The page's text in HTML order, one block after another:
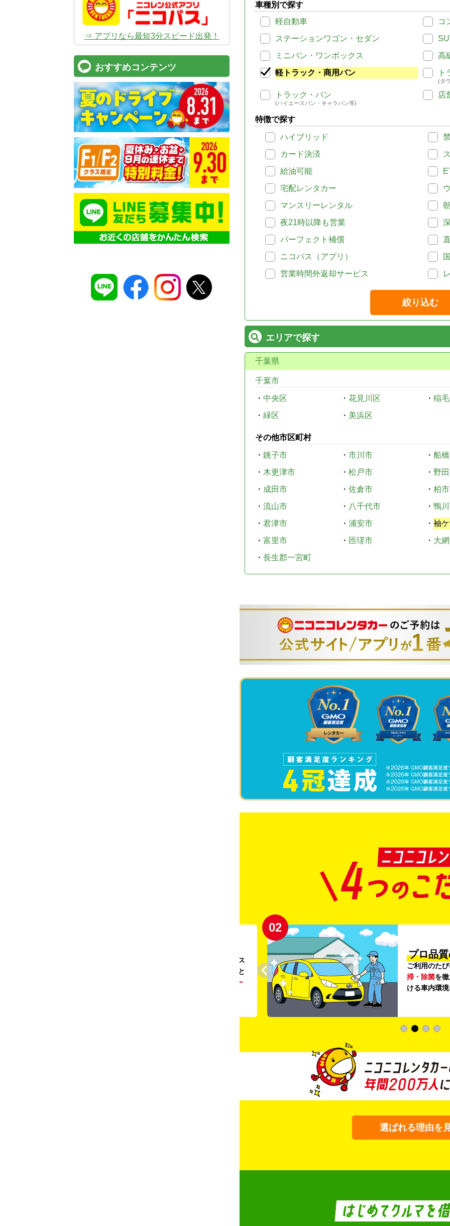
車種別で探す
軽自動車
コ
ステーションワゴン・セダン
ミニバン・ワンボックス
高
軽トラック・商用バン
ト
(タ
トラック・バン
(ハイエースバン・キャラバン等)
店
特徴で探す
ハイブリッド
カード決済
給油可能
宅配レンタカー
マンスリーレンタル
夜21時以降も営業
パーフェクト補償
ニコパス（アプリ）
営業時間外返却サービス
絞り込む
エリアで探す
千葉県
千葉市
・ 中央区 ・ 花見川区 ・ 稲
・ 緑区 ・ 美浜区
その他市区町村
・ 銚子市 ・ 市川市 ・ 船
・ 木更津市 ・ 松戸市 ・ 野
・ 成田市 ・ 佐倉市 ・ 柏市
・ 流山市 ・ 八千代市 ・ 鴨
・ 君津市 ・ 浦安市 ・ 袖
・ 富里市 ・ 匝瑳市 ・ 大
・ 長生郡一宮町
。ガソリンス
タンドや整備工場の既存インフラを活用すること
リー
02
プロ品
ご利用のた
掃・除菌を
ける車内環
選ばれる理由を
⇒ アプリなら最短3分スピード出発！
おすすめコンテンツ